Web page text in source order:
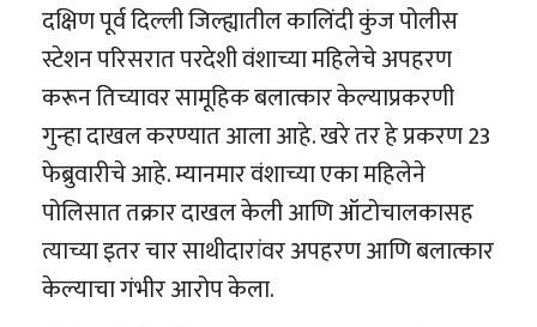
दक्षिण पूर्व दिल्ली जिल्ह्यातील कालिंदी कुंज पोलीस
स्टेशन परिसरात परदेशी वंशाच्या महिलेचे अपहरण
करून तिच्यावर सामूहिक बलात्कार केल्याप्रकरणी
गुन्हा दाखल करण्यात आला आहे. खरे तर हे प्रकरण 23
फेब्रुवारीचे आहे. म्यानमार वंशाच्या एका महिलेने
पोलिसात तक्रार दाखल केली आणि ऑटोचालकासह
त्याच्या इतर चार साथीदारांवर अपहरण आणि बलात्कार
केल्याचा गंभीर आरोप केला.